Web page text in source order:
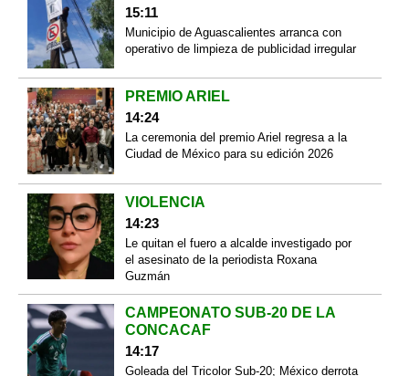
15:11
Municipio de Aguascalientes arranca con
operativo de limpieza de publicidad irregular
PREMIO ARIEL
14:24
La ceremonia del premio Ariel regresa a la
Ciudad de México para su edición 2026
VIOLENCIA
14:23
Le quitan el fuero a alcalde investigado por
el asesinato de la periodista Roxana
Guzmán
CAMPEONATO SUB-20 DE LA
CONCACAF
14:17
Goleada del Tricolor Sub-20; México derrota